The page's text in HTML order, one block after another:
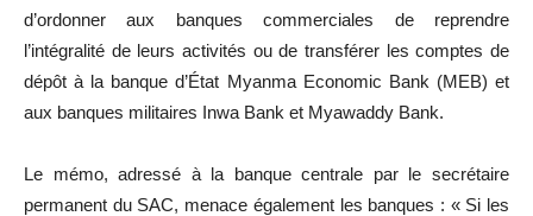
d’ordonner aux banques commerciales de reprendre
l’intégralité de leurs activités ou de transférer les comptes de
dépôt à la banque d’État Myanma Economic Bank (MEB) et
aux banques militaires Inwa Bank et Myawaddy Bank.
Le mémo, adressé à la banque centrale par le secrétaire
permanent du SAC, menace également les banques : « Si les